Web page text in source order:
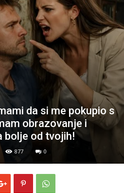
da si me pokupio s
obrazovanje i
bolje od tvojih!
877 0